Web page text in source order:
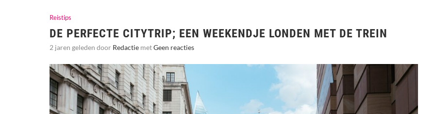
Reistips
DE PERFECTE CITYTRIP; EEN WEEKENDJE LONDEN MET DE TREIN
2 jaren geleden door Redactie metGeen reacties